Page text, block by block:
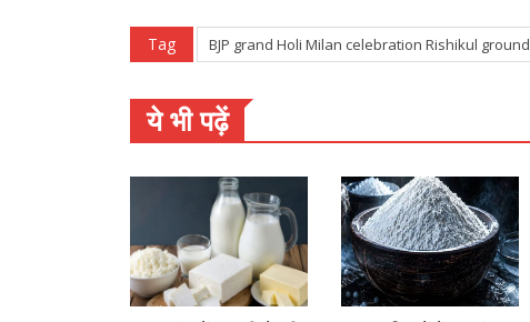
Tag BJP grand Holi Milan celebration Rishikul ground
ये भी पढ़ें